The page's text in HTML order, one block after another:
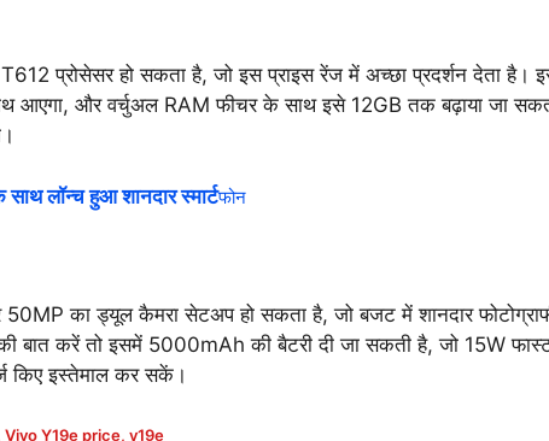
प्रोसेसर हो सकता है, जो इस प्राइस रेंज में अच्छा प्रदर्शन देता है।
आएगा, और वर्चुअल RAM फीचर के साथ इसे 12GB तक बढ़ाया जा
लॉन्च हुआ शानदार स्मार्टफोन
50MP का ड्यूल कैमरा सेटअप हो सकता है, जो बजट में शानदार
बात करें तो इसमें 5000mAh की बैटरी दी जा सकती है, जो 15W फास्ट
किए इस्तेमाल कर सकें।
Vivo Y19e price, y19e